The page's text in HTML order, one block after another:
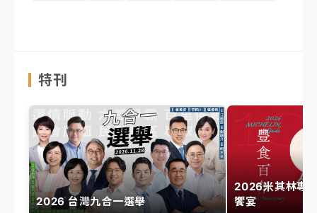
特刊
2026 台灣九合一選舉
2026米其林專
饗宴